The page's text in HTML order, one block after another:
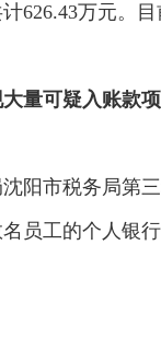
626.43万元。
量可疑入账款项
阳市税务局第
员工的个人银